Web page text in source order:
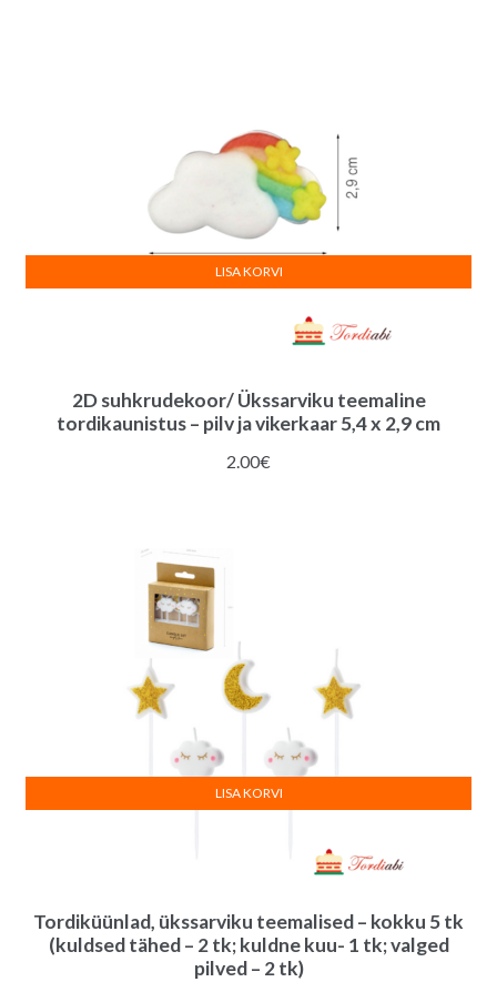
2D suhkrudekoor/ Ükssarviku teemaline
tordikaunistus – pilv ja vikerkaar 5,4 x 2,9 cm
2.00€
LISA KORVI
Tordiküünlad, ükssarviku teemalised – kokku 5 tk
(kuldsed tähed – 2 tk; kuldne kuu- 1 tk; valged
pilved – 2 tk)
LISA KORVI